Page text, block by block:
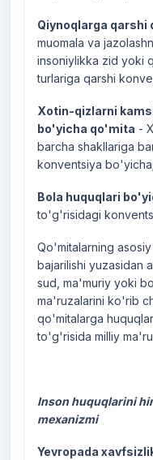
Qiynoqlarga qarshi
muomala va
insoniylikka zid yoki
turlariga qarshi
Xotin-qizlarni
bo'yicha qo'mita -
barcha shakllariga
konventsiya bo'yicha;
Bola huquqlari
to'g'risidagi
Qo'mitalarning
bajarilishi yuzasidan
sud, ma'muriy yoki
ma'ruzalarini ko'rib
qo'mitalarga
to'g'risida milliy
Inson huquqlarini
mexanizmi
Yevropada